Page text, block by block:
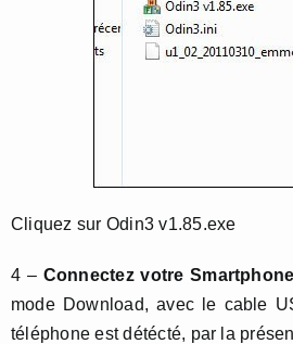
Cliquez sur Odin3 v1.85.exe
4 – Connectez votre Smartphone
mode Download, avec le cable
téléphone est détécté, par la